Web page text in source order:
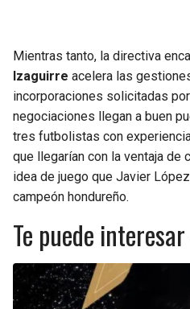
Mientras tanto, la directiva
Izaguirre acelera las
incorporaciones solicitadas
negociaciones llegan a buen
tres futbolistas con
que llegarían con la ventaja de
idea de juego que Javier
campeón hondureño.
Te puede